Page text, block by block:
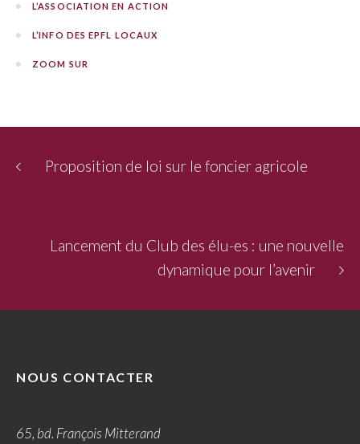
L’ASSOCIATION EN ACTION
L’INFO DES EPFL LOCAUX
ZOOM SUR
Proposition de loi sur le foncier agricole
Lancement du Club des élu-es : une nouvelle
dynamique pour l’avenir
NOUS CONTACTER
65, bd. François Mitterand